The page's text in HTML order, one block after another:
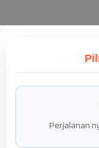
Perjalanan